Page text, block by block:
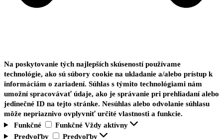
Na poskytovanie tých najlepších skúseností používame
technológie, ako sú súbory cookie na ukladanie a/alebo prístup k
informáciám o zariadení. Súhlas s týmito technológiami nám
umožní spracovávať údaje, ako je správanie pri prehliadaní alebo
jedinečné ID na tejto stránke. Nesúhlas alebo odvolanie súhlasu
môže nepriaznivo ovplyvniť určité vlastnosti a funkcie.
Funkčné
Funkčné Vždy aktívny
Predvoľby
Predvoľby